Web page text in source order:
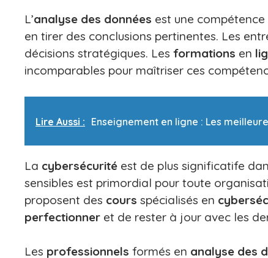
L’analyse des données est une
en tirer des conclusions pertinentes. Les
décisions stratégiques. Les formations en
incomparables pour maîtriser ces
Lire Aussi : Enseignement en ligne : Les
La cybersécurité est de plus significatife
sensibles est primordial pour toute
proposent des cours spécialisés en
perfectionner et de rester à jour avec les
Les professionnels formés en analyse des